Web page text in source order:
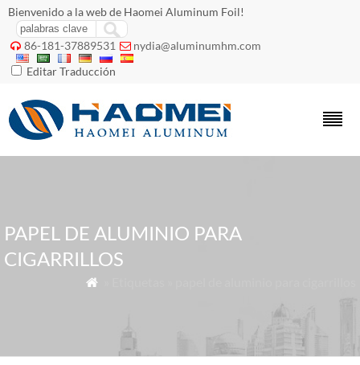
Bienvenido a la web de Haomei Aluminum Foil!
 86-181-37889531  nydia@aluminumhm.com
Editar Traducción
PAPEL DE ALUMINIO PARA
CIGARRILLOS
